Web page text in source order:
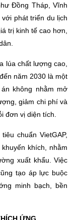
Đồng Tháp, Vĩnh
phát triển du lịch
trị kinh tế cao hơn,
lúa chất lượng cao,
năm 2030 là một
không nhằm mở
giảm chi phí và
đơn vị diện tích.
chuẩn VietGAP,
khích, nhằm
xuất khẩu. Việc
tạo áp lực buộc
minh bạch, bền